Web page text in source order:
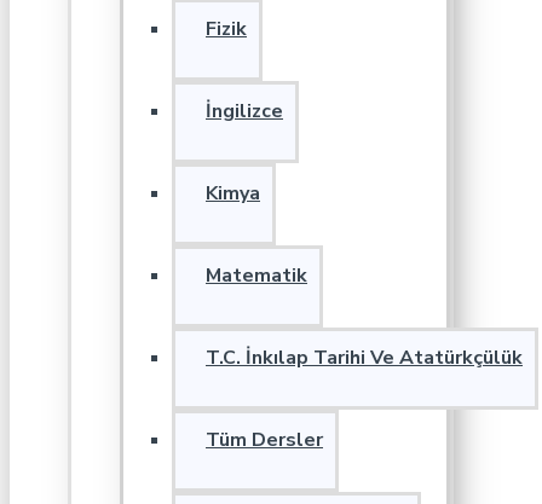
Fizik
İngilizce
Kimya
Matematik
T.C. İnkılap Tarihi Ve Atatürkçülük
Tüm Dersler